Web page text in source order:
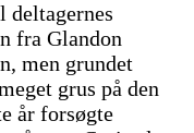
deltagernes
fra Glandon
men grundet
grus på den
år forsøgte